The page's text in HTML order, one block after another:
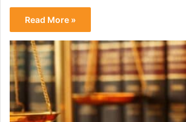
Read More »